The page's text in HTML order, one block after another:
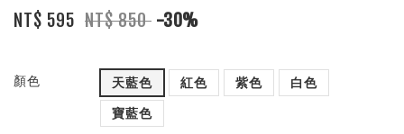
NT$ 595 NT$ 850 -30%
顏色 天藍色 紅色 紫色
白色
寶藍色